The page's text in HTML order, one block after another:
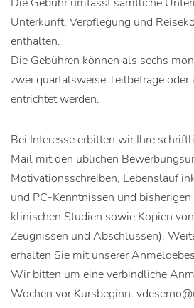
Unterkunft, Verpflegung und
enthalten.
Die Gebühren können als sechs
zwei quartalsweise Teilbeträge
entrichtet werden.
Bei Interesse erbitten wir Ihre
Mail mit den üblichen
Motivationsschreiben, Lebenslauf
und PC-Kenntnissen und bisherigen
klinischen Studien sowie Kopien
Zeugnissen und Abschlüssen).
erhalten Sie mit unserer
Wir bitten um eine verbindliche
Wochen vor Kursbeginn.